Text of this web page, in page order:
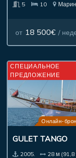
5
10
от 18 500€ /
Онлайн-
GULET TANGO
2005.
28 м (91,8
СПЕЦИАЛЬНОЕ
ПРЕДЛОЖЕНИЕ